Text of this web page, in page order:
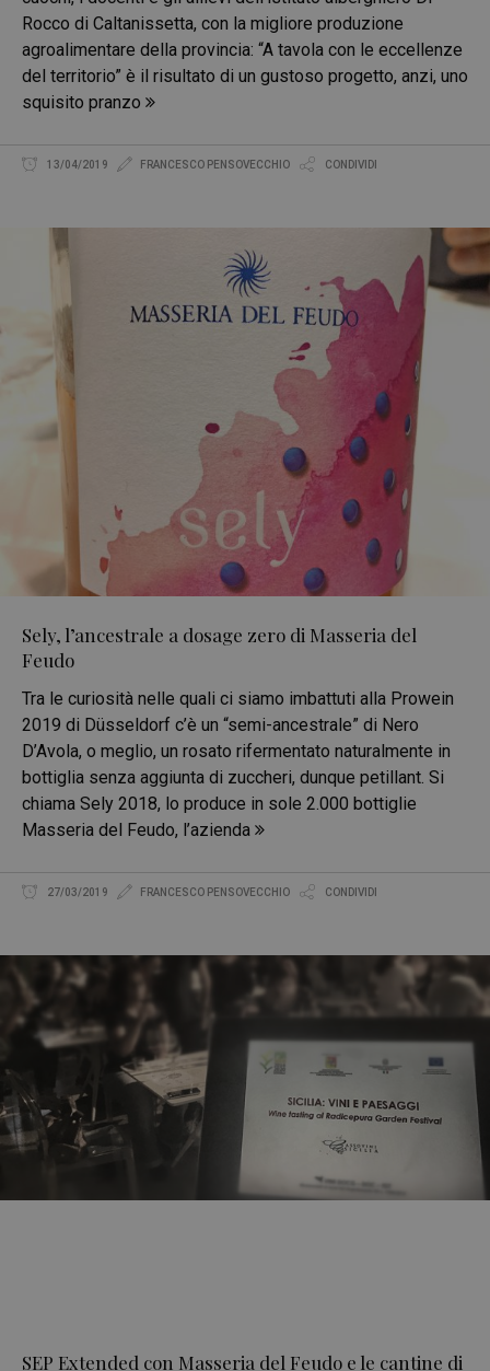
Rocco di Caltanissetta, con la migliore produzione
agroalimentare della provincia: “A tavola con le eccellenze
del territorio” è il risultato di un gustoso progetto, anzi, uno
squisito pranzo
13/04/2019 FRANCESCO PENSOVECCHIO CONDIVIDI
Sely, l’ancestrale a dosage zero di Masseria del
Feudo
Tra le curiosità nelle quali ci siamo imbattuti alla Prowein
2019 di Düsseldorf c’è un “semi-ancestrale” di Nero
D’Avola, o meglio, un rosato rifermentato naturalmente in
bottiglia senza aggiunta di zuccheri, dunque petillant. Si
chiama Sely 2018, lo produce in sole 2.000 bottiglie
Masseria del Feudo, l’azienda
27/03/2019 FRANCESCO PENSOVECCHIO CONDIVIDI
SEP Extended con Masseria del Feudo e le cantine di